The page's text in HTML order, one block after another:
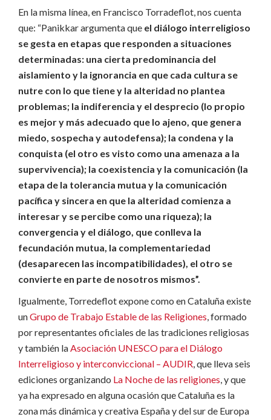
En la misma línea, en Francisco Torradeflot, nos cuenta
que: “Panikkar argumenta que el diálogo interreligioso
se gesta en etapas que responden a situaciones
determinadas: una cierta predominancia del
aislamiento y la ignorancia en que cada cultura se
nutre con lo que tiene y la alteridad no plantea
problemas; la indiferencia y el desprecio (lo propio
es mejor y más adecuado que lo ajeno, que genera
miedo, sospecha y autodefensa); la condena y la
conquista (el otro es visto como una amenaza a la
supervivencia); la coexistencia y la comunicación (la
etapa de la tolerancia mutua y la comunicación
pacífica y sincera en que la alteridad comienza a
interesar y se percibe como una riqueza); la
convergencia y el diálogo, que conlleva la
fecundación mutua, la complementariedad
(desaparecen las incompatibilidades), el otro se
convierte en parte de nosotros mismos”.
Igualmente, Torredeflot expone como en Cataluña existe
unGrupo de Trabajo Estable de las Religiones, formado
por representantes oficiales de las tradiciones religiosas
y también laAsociación UNESCO para el Diálogo
Interreligioso y interconviccional – AUDIR, que lleva seis
ediciones organizando La Noche de las religiones, y que
ya ha expresado en alguna ocasión que Cataluña es la
zona más dinámica y creativa España y del sur de Europa